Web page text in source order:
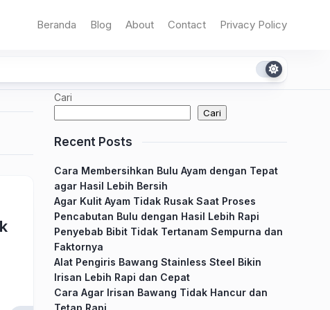
Beranda Blog About Contact Privacy Policy
Cari
Cari
Recent Posts
Cara Membersihkan Bulu Ayam dengan Tepat
agar Hasil Lebih Bersih
Agar Kulit Ayam Tidak Rusak Saat Proses
Pencabutan Bulu dengan Hasil Lebih Rapi
Penyebab Bibit Tidak Tertanam Sempurna dan
Faktornya
Alat Pengiris Bawang Stainless Steel Bikin
Irisan Lebih Rapi dan Cepat
Cara Agar Irisan Bawang Tidak Hancur dan
Tetap Rapi